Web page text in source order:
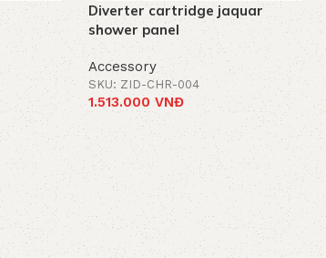
Diverter cartridge jaquar
shower panel
Accessory
SKU: ZID-CHR-004
1.513.000VNĐ
Add to cart